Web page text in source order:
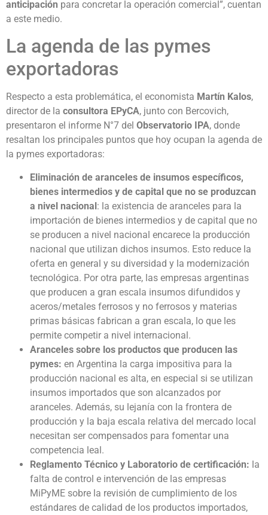
anticipación para concretar la operación comercial”, cuentan
a este medio.
La agenda de las pymes
exportadoras
Respecto a esta problemática, el economista Martín Kalos,
director de la consultora EPyCA, junto con Bercovich,
presentaron el informe N°7 del Observatorio IPA, donde
resaltan los principales puntos que hoy ocupan la agenda de
la pymes exportadoras:
Eliminación de aranceles de insumos específicos,
bienes intermedios y de capital que no se produzcan
a nivel nacional: la existencia de aranceles para la
importación de bienes intermedios y de capital que no
se producen a nivel nacional encarece la producción
nacional que utilizan dichos insumos. Esto reduce la
oferta en general y su diversidad y la modernización
tecnológica. Por otra parte, las empresas argentinas
que producen a gran escala insumos difundidos y
aceros/metales ferrosos y no ferrosos y materias
primas básicas fabrican a gran escala, lo que les
permite competir a nivel internacional.
Aranceles sobre los productos que producen las
pymes: en Argentina la carga impositiva para la
producción nacional es alta, en especial si se utilizan
insumos importados que son alcanzados por
aranceles. Además, su lejanía con la frontera de
producción y la baja escala relativa del mercado local
necesitan ser compensados para fomentar una
competencia leal.
Reglamento Técnico y Laboratorio de certificación: la
falta de control e intervención de las empresas
MiPyME sobre la revisión de cumplimiento de los
estándares de calidad de los productos importados,